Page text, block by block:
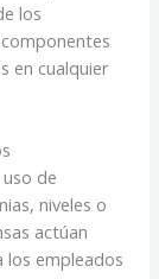
los
en cualquier
de
niveles o
actúan
empleados